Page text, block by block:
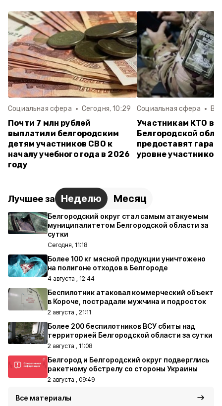
Социальная сфера Сегодня, 10:29
Почти 7 млн рублей
выплатили белгородским
детям участников СВО к
началу учебного года в 2026
году
Социальная сфера
Участникам КТО в
Белгородской
предоставят
уровне
Лучшее за Неделю Месяц
Белгородский округ стал самым атакуемым
муниципалитетом Белгородской области за
сутки
Сегодня, 11:18
Более 100 кг мясной продукции уничтожено
на полигоне отходов в Белгороде
4 августа , 12:44
Беспилотник атаковал коммерческий объект
в Короче, пострадали мужчина и подросток
2 августа , 21:11
Более 200 беспилотников ВСУ сбиты над
территорией Белгородской области за сутки
2 августа , 11:08
Белгород и Белгородский округ подверглись
ракетному обстрелу со стороны Украины
2 августа , 09:49
Все материалы